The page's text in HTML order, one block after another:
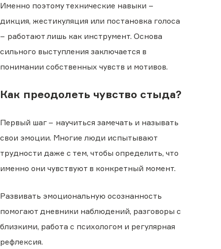
Именно поэтому технические навыки −
дикция, жестикуляция или постановка голоса
− работают лишь как инструмент. Основа
сильного выступления заключается в
понимании собственных чувств и мотивов.
Как преодолеть чувство стыда?
Первый шаг − научиться замечать и называть
свои эмоции. Многие люди испытывают
трудности даже с тем, чтобы определить, что
именно они чувствуют в конкретный момент.
Развивать эмоциональную осознанность
помогают дневники наблюдений, разговоры с
близкими, работа с психологом и регулярная
рефлексия.